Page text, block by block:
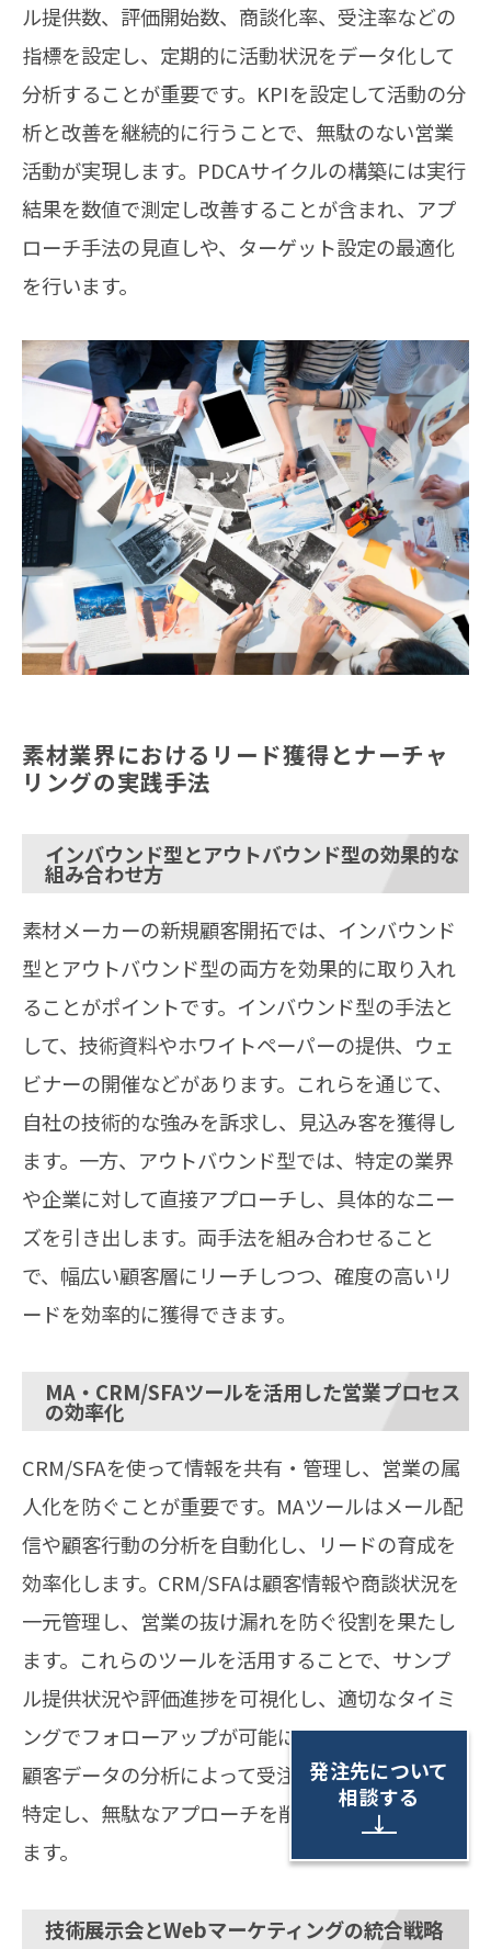
ル提供数、評価開始数、商談化率、受注率などの
指標を設定し、定期的に活動状況をデータ化して
分析することが重要です。KPIを設定して活動の分
析と改善を継続的に行うことで、無駄のない営業
活動が実現します。PDCAサイクルの構築には実行
結果を数値で測定し改善することが含まれ、アプ
ローチ手法の見直しや、ターゲット設定の最適化
を行います。
素材業界におけるリード獲得とナーチャ
リングの実践手法
インバウンド型とアウトバウンド型の効果的な
組み合わせ方
素材メーカーの新規顧客開拓では、インバウンド
型とアウトバウンド型の両方を効果的に取り入れ
ることがポイントです。インバウンド型の手法と
して、技術資料やホワイトペーパーの提供、ウェ
ビナーの開催などがあります。これらを通じて、
自社の技術的な強みを訴求し、見込み客を獲得し
ます。一方、アウトバウンド型では、特定の業界
や企業に対して直接アプローチし、具体的なニー
ズを引き出します。両手法を組み合わせること
で、幅広い顧客層にリーチしつつ、確度の高いリ
ードを効率的に獲得できます。
MA・CRM/SFAツールを活用した営業プロセス
の効率化
CRM/SFAを使って情報を共有・管理し、営業の属
人化を防ぐことが重要です。MAツールはメール配
信や顧客行動の分析を自動化し、リードの育成を
効率化します。CRM/SFAは顧客情報や商談状況を
一元管理し、営業の抜け漏れを防ぐ役割を果たし
ます。これらのツールを活用することで、サンプ
ル提供状況や評価進捗を可視化し、適切なタイミ
ングでフォローアップが可能になります。また、
顧客データの分析によって受注確度の高い属性を
特定し、無駄なアプローチを削減することができ
ます。
技術展示会とWebマーケティングの統合戦略
発注先について
相談する
↓